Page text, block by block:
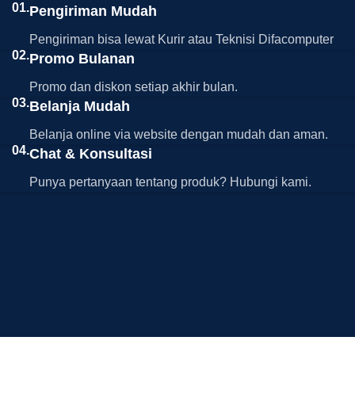
01.Pengiriman Mudah
Pengiriman bisa lewat Kurir atau Teknisi Difacomputer
02.Promo Bulanan
Promo dan diskon setiap akhir bulan.
03.Belanja Mudah
Belanja online via website dengan mudah dan aman.
04.Chat & Konsultasi
Punya pertanyaan tentang produk? Hubungi kami.